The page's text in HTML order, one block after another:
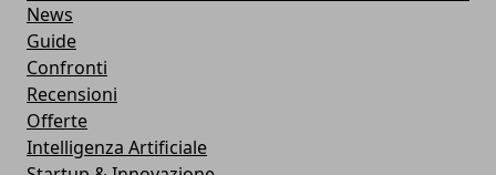
News
Guide
Confronti
Recensioni
Offerte
Intelligenza Artificiale